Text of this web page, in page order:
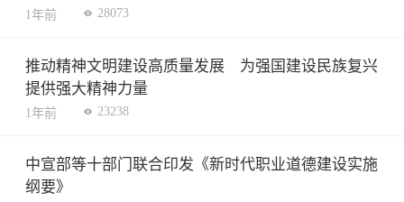
1年前 28073
推动精神文明建设高质量发展 为强国建设民族复兴
提供强大精神力量
1年前 23238
中宣部等十部门联合印发《新时代职业道德建设实施
纲要》